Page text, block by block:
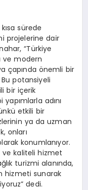
sürede
projelerine dair
“Türkiye
ve modern
çapında önemli bir
potansiyeli
bir içerik
adını
etkili bir
ya da uzman
onları
konumlanıyor.
ve kaliteli hizmet
turizmi alanında,
hizmeti sunarak
dedi.